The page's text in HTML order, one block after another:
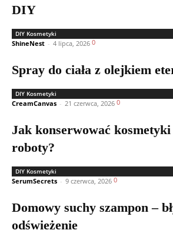
DIY
DIY Kosmetyki
ShineNest - 4 lipca, 2026 0
Spray do ciała z olejkiem
DIY Kosmetyki
CreamCanvas - 21 czerwca, 2026 0
Jak konserwować
roboty?
DIY Kosmetyki
SerumSecrets - 9 czerwca, 2026 0
Domowy suchy szampon –
odświeżenie